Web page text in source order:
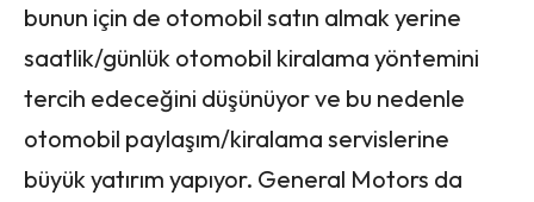
bunun için de otomobil satın almak yerine
saatlik/günlük otomobil kiralama yöntemini
tercih edeceğini düşünüyor ve bu nedenle
otomobil paylaşım/kiralama servislerine
büyük yatırım yapıyor. General Motors da